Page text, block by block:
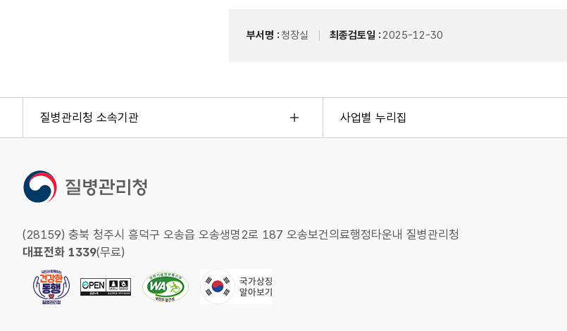
부서명 : 청장실 최종검토일 :2025-12-30
질병관리청 소속기관 사업별 누리집
(28159) 충북 청주시 흥덕구 오송읍 오송생명2로 187 오송보건의료행정타운내 질병관리청
대표전화 1339(무료)